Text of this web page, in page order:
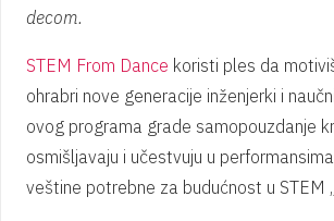
decom.
STEM From Dance koristi ples da
ohrabri nove generacije inženjerki i
ovog programa grade samopouzdanje
osmišljavaju i učestvuju u
veštine potrebne za budućnost u STEM